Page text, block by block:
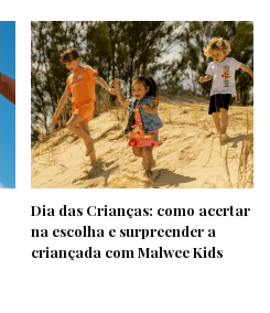
Dia das Crianças: como acertar
na escolha e surpreender a
criançada com Malwee Kids